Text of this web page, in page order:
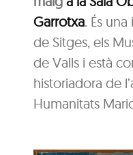
Garrotxa. És
de Sitges, els
de Valls i està
historiadora de
Humanitats